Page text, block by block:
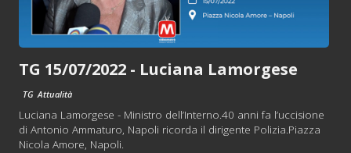
TG 15/07/2022 - Luciana Lamorgese
TG Attualità
Luciana Lamorgese - Ministro dell’Interno.40 anni fa l’uccisione
di Antonio Ammaturo, Napoli ricorda il dirigente Polizia.Piazza
Nicola Amore, Napoli.